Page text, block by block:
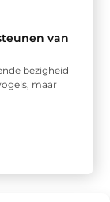
van
bezigheid
maar